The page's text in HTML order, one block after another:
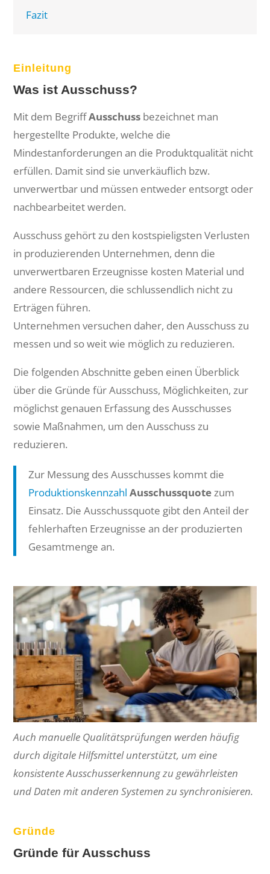
Fazit
Einleitung
Was ist Ausschuss?
Mit dem BegriffAusschuss bezeichnet man
hergestellte Produkte, welche die
Mindestanforderungen an die Produktqualität nicht
erfüllen. Damit sind sie unverkäuflich bzw.
unverwertbar und müssen entweder entsorgt oder
nachbearbeitet werden.
Ausschuss gehört zu den kostspieligsten Verlusten
in produzierenden Unternehmen, denn die
unverwertbaren Erzeugnisse kosten Material und
andere Ressourcen, die schlussendlich nicht zu
Erträgen führen.
Unternehmen versuchen daher, den Ausschuss zu
messen und so weit wie möglich zu reduzieren.
Die folgenden Abschnitte geben einen Überblick
über die Gründe für Ausschuss, Möglichkeiten, zur
möglichst genauen Erfassung des Ausschusses
sowie Maßnahmen, um den Ausschuss zu
reduzieren.
Zur Messung des Ausschusses kommt die
Produktionskennzahl Ausschussquote zum
Einsatz. Die Ausschussquote gibt den Anteil der
fehlerhaften Erzeugnisse an der produzierten
Gesamtmenge an.
Auch manuelle Qualitätsprüfungen werden häufig
durch digitale Hilfsmittel unterstützt, um eine
konsistente Ausschusserkennung zu gewährleisten
und Daten mit anderen Systemen zu synchronisieren.
Gründe
Gründe für Ausschuss